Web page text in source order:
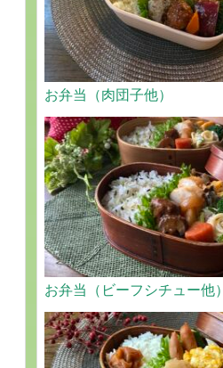
お弁当（肉団子他）
お弁当（ビーフシチュー他）